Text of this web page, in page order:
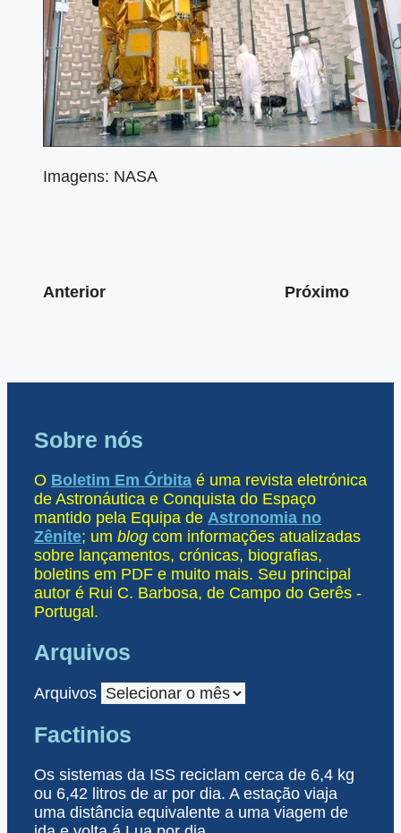
Imagens: NASA
Anterior Próximo
Sobre nós
O Boletim Em Órbita é uma revista eletrónica
de Astronáutica e Conquista do Espaço
mantido pela Equipa de Astronomia no
Zênite; um blog com informações atualizadas
sobre lançamentos, crónicas, biografias,
boletins em PDF e muito mais. Seu principal
autor é Rui C. Barbosa, de Campo do Gerês -
Portugal.
Arquivos
Arquivos
Factinios
Os sistemas da ISS reciclam cerca de 6,4 kg
ou 6,42 litros de ar por dia. A estação viaja
uma distância equivalente a uma viagem de